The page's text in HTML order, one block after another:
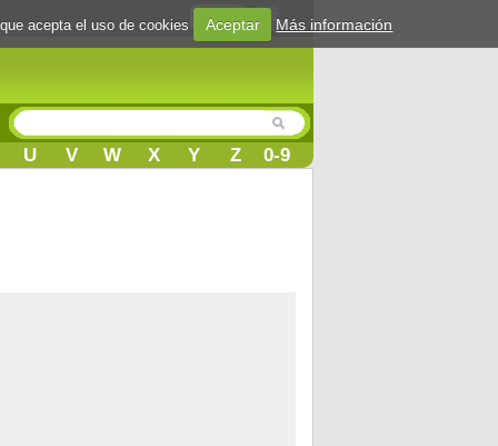
Login
U V W X Y Z 0-9
acepta el uso de cookies Aceptar Más información